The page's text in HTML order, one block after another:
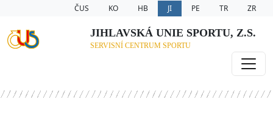
ČUS KO HB JI PE TR ZR
JIHLAVSKÁ UNIE SPORTU, Z.S.
SERVISNÍ CENTRUM SPORTU